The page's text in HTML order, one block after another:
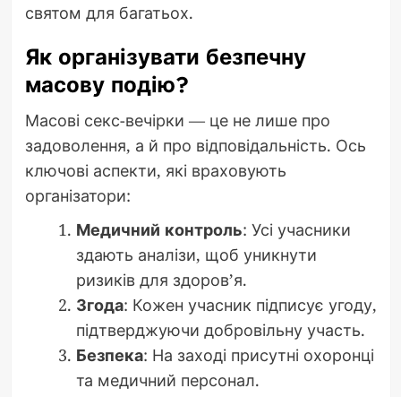
святом для багатьох.
Як організувати безпечну
масову подію?
Масові секс-вечірки — це не лише про
задоволення, а й про відповідальність. Ось
ключові аспекти, які враховують
організатори:
Медичний контроль: Усі учасники
здають аналізи, щоб уникнути
ризиків для здоров’я.
Згода: Кожен учасник підписує угоду,
підтверджуючи добровільну участь.
Безпека: На заході присутні охоронці
та медичний персонал.